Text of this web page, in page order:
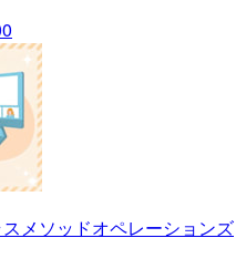
メソッドオペレーションズ